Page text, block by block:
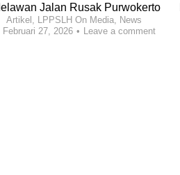
Jalan Rusak Purwokerto
Artikel , LPPSLH On Media, News
Februari 27, 2026
Leave a comment